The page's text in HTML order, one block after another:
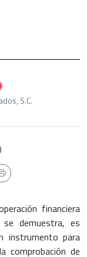
S.C.
financiera
demuestra, es
instrumento para
comprobación de